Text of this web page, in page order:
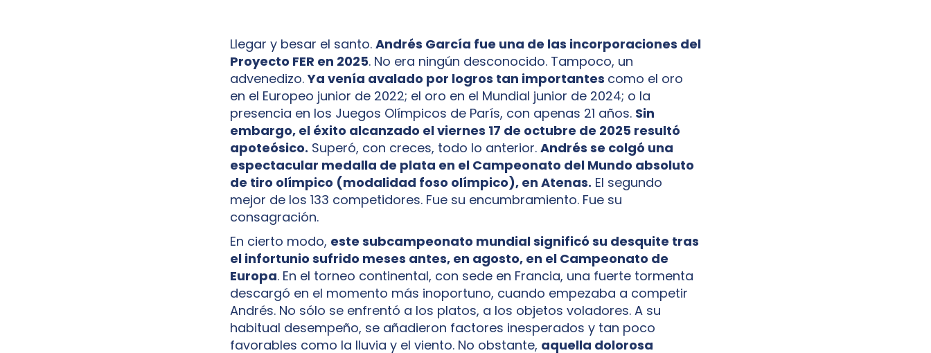
Llegar y besar el santo. Andrés García fue una de las incorporaciones del
Proyecto FER en 2025. No era ningún desconocido. Tampoco, un
advenedizo.Ya venía avalado por logros tan importantes como el oro
en el Europeo junior de 2022; el oro en el Mundial junior de 2024; o la
presencia en los Juegos Olímpicos de París, con apenas 21 años. Sin
embargo, el éxito alcanzado el viernes 17 de octubre de 2025 resultó
apoteósico. Superó, con creces, todo lo anterior. Andrés se colgó una
espectacular medalla de plata en el Campeonato del Mundo absoluto
de tiro olímpico (modalidad foso olímpico), en Atenas. El segundo
mejor de los 133 competidores. Fue su encumbramiento. Fue su
consagración.
En cierto modo, este subcampeonato mundial significó su desquite tras
el infortunio sufrido meses antes, en agosto, en el Campeonato de
Europa. En el torneo continental, con sede en Francia, una fuerte tormenta
descargó en el momento más inoportuno, cuando empezaba a competir
Andrés. No sólo se enfrentó a los platos, a los objetos voladores. A su
habitual desempeño, se añadieron factores inesperados y tan poco
favorables como la lluvia y el viento. No obstante, aquella dolorosa